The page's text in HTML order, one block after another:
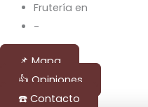
Frutería en
-
📌 Mapa
👍 Opiniones
☎️ Contacto